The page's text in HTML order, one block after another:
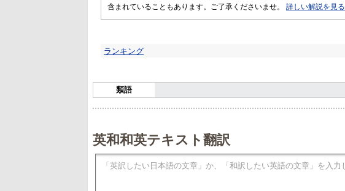
含まれていることもあります。ご了承くださいませ。 詳しい解説を見る
ランキング
類語
英和和英テキスト翻訳